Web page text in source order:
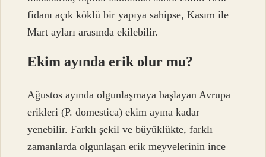
fidanı açık köklü bir yapıya sahipse, Kasım ile
Mart ayları arasında ekilebilir.
Ekim ayında erik olur mu?
Ağustos ayında olgunlaşmaya başlayan Avrupa
erikleri (P. domestica) ekim ayına kadar
yenebilir. Farklı şekil ve büyüklükte, farklı
zamanlarda olgunlaşan erik meyvelerinin ince